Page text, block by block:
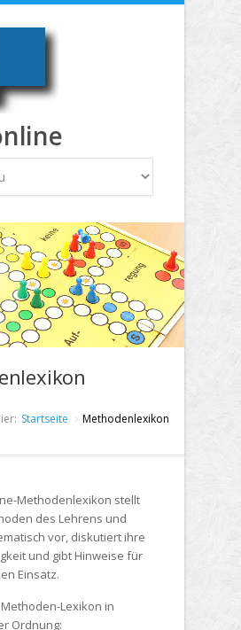
Startseite Methodenlexikon
Methodenlexikon stellt
des Lehrens und
vor, diskutiert ihre
und gibt Hinweise für
Einsatz.
Lexikon in
Ordnung: